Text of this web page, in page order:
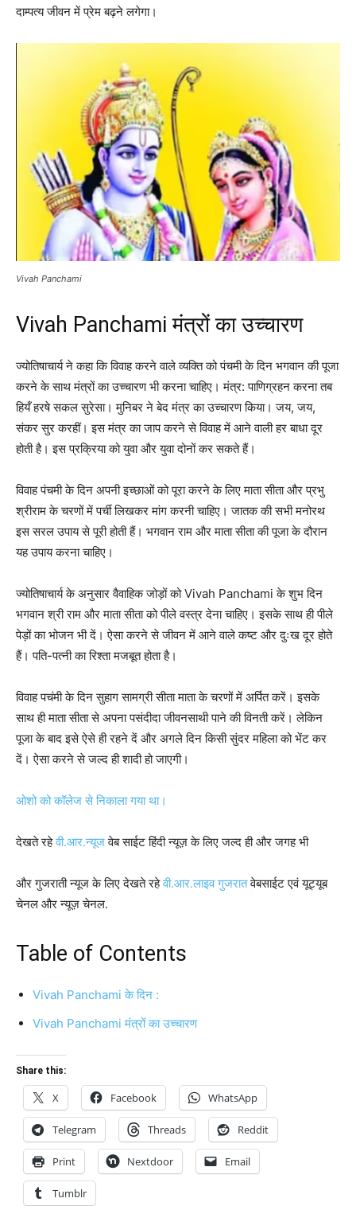
दाम्पत्य जीवन में प्रेम बढ़ने लगेगा।
Vivah Panchami
Vivah Panchami मंत्रों का उच्चारण
ज्योतिषाचार्य ने कहा कि विवाह करने वाले व्यक्ति को पंचमी के दिन भगवान की पूजा
करने के साथ मंत्रों का उच्चारण भी करना चाहिए। मंत्र: पाणिग्रहन करना तब
हियँ हरषे सकल सुरेसा। मुनिबर ने बेद मंत्र का उच्चारण किया। जय, जय,
संकर सुर करहीं। इस मंत्र का जाप करने से विवाह में आने वाली हर बाधा दूर
होती है। इस प्रक्रिया को युवा और युवा दोनों कर सकते हैं।
विवाह पंचमी के दिन अपनी इच्छाओं को पूरा करने के लिए माता सीता और प्रभु
श्रीराम के चरणों में पर्ची लिखकर मांग करनी चाहिए। जातक की सभी मनोरथ
इस सरल उपाय से पूरी होती हैं। भगवान राम और माता सीता की पूजा के दौरान
यह उपाय करना चाहिए।
ज्योतिषाचार्य के अनुसार वैवाहिक जोड़ों को Vivah Panchami के शुभ दिन
भगवान श्री राम और माता सीता को पीले वस्त्र देना चाहिए। इसके साथ ही पीले
पेड़ों का भोजन भी दें। ऐसा करने से जीवन में आने वाले कष्ट और दुःख दूर होते
हैं। पति-पत्नी का रिश्ता मजबूत होता है।
विवाह पचंमी के दिन सुहाग सामग्री सीता माता के चरणों में अर्पित करें। इसके
साथ ही माता सीता से अपना पसंदीदा जीवनसाथी पाने की विनती करें। लेकिन
पूजा के बाद इसे ऐसे ही रहने दें और अगले दिन किसी सुंदर महिला को भेंट कर
दें। ऐसा करने से जल्द ही शादी हो जाएगी।
ओशो को कॉलेज से निकाला गया था।
देखते रहेवी.आर.न्यूजवेब साईट हिंदी न्यूज़ के लिए जल्द ही और जगह भी
और गुजराती न्यूज के लिए देखते रहेवी.आर.लाइव गुजरातवेबसाईट एवं यूट्यूब
चेनल और न्यूज़ चेनल.
Table of Contents
Vivah Panchami के दिन :
Vivah Panchami मंत्रों का उच्चारण
Share this:
X Facebook WhatsApp
Telegram Threads Reddit
Print Nextdoor Email
Tumblr